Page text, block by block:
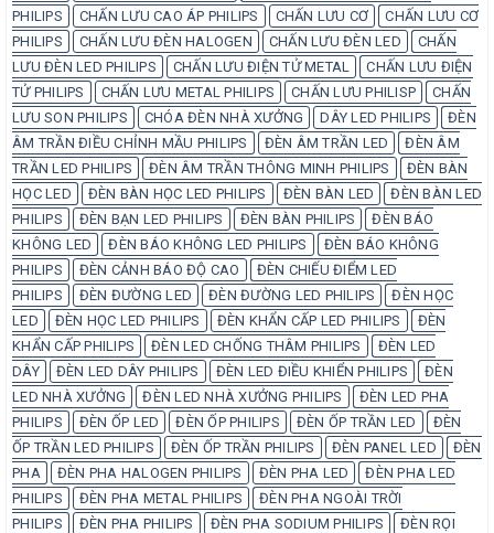
PHILIPS
CHẤN LƯU CAO ÁP PHILIPS CHẤN LƯU CƠ
CHẤN LƯU CƠ
PHILIPS
CHẤN LƯU ĐÈN HALOGEN CHẤN LƯU ĐÈN LED
CHẤN
LƯU ĐÈN LED PHILIPS
CHẤN LƯU ĐIỆN TỬ METAL
CHẤN LƯU ĐIỆN
TỬ PHILIPS
CHẤN LƯU METAL PHILIPS CHẤN LƯU PHILISP
CHẤN
LƯU SON PHILIPS
CHÓA ĐÈN NHÀ XƯỞNG DÂY LED PHILIPS
ĐÈN
ÂM TRẦN ĐIỀU CHỈNH MẦU PHILIPS
ĐÈN ÂM TRẦN LED
ĐÈN ÂM
TRẦN LED PHILIPS
ĐÈN ÂM TRẦN THÔNG MINH PHILIPS
ĐÈN BÀN
HỌC LED
ĐÈN BÀN HỌC LED PHILIPS ĐÈN BÀN LED
ĐÈN BÀN LED
PHILIPS
ĐÈN BẠN LED PHILIPS ĐÈN BÀN PHILIPS
ĐÈN BÁO
KHÔNG LED
ĐÈN BÁO KHÔNG LED PHILIPS
ĐÈN BÁO KHÔNG
PHILIPS
ĐÈN CẢNH BÁO ĐỘ CAO
ĐÈN CHIẾU ĐIỂM LED
PHILIPS
ĐÈN ĐƯỜNG LED ĐÈN ĐƯỜNG LED PHILIPS
ĐÈN HỌC
LED
ĐÈN HỌC LED PHILIPS ĐÈN KHẨN CẤP LED PHILIPS
ĐÈN
KHẨN CẤP PHILIPS
ĐÈN LED CHỐNG THÂM PHILIPS
ĐÈN LED
DÂY
ĐÈN LED DÂY PHILIPS ĐÈN LED ĐIỀU KHIỂN PHILIPS
ĐÈN
LED NHÀ XƯỞNG
ĐÈN LED NHÀ XƯỞNG PHILIPS
ĐÈN LED PHA
PHILIPS
ĐÈN ỐP LED ĐÈN ỐP PHILIPS ĐÈN ỐP TRẦN LED
ĐÈN
ỐP TRẦN LED PHILIPS
ĐÈN ỐP TRẦN PHILIPS ĐÈN PANEL LED
ĐÈN
PHA
ĐÈN PHA HALOGEN PHILIPS ĐÈN PHA LED
ĐÈN PHA LED
PHILIPS
ĐÈN PHA METAL PHILIPS
ĐÈN PHA NGOÀI TRỜI
PHILIPS
ĐÈN PHA PHILIPS ĐÈN PHA SODIUM PHILIPS
ĐÈN RỌI